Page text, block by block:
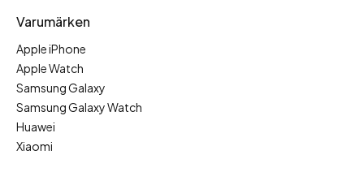
Varumärken
Apple iPhone
Apple Watch
Samsung Galaxy
Samsung Galaxy Watch
Huawei
Xiaomi